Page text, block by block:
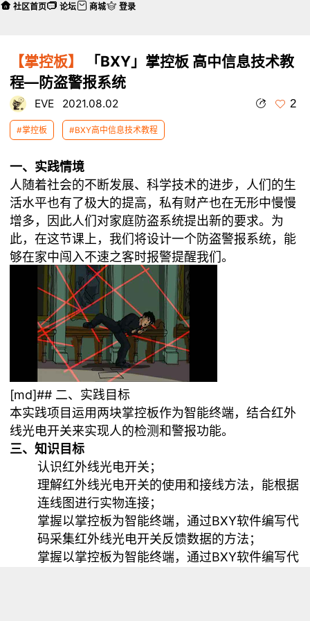
【掌控板】
「BXY」掌控板 高中信息技术教
程—防盗警报系统
EVE 2021.08.02 2
#掌控板 #BXY高中信息技术教程
一、实践情境
人随着社会的不断发展、科学技术的进步，人们的生
活水平也有了极大的提高，私有财产也在无形中慢慢
增多，因此人们对家庭防盗系统提出新的要求。为
此，在这节课上，我们将设计一个防盗警报系统，能
够在家中闯入不速之客时报警提醒我们。
[md]## 二、实践目标
本实践项目运用两块掌控板作为智能终端，结合红外
线光电开关来实现人的检测和警报功能。
三、知识目标
认识红外线光电开关；
理解红外线光电开关的使用和接线方法，能根据
连线图进行实物连接；
掌握以掌控板为智能终端，通过BXY软件编写代
码采集红外线光电开关反馈数据的方法；
掌握以掌控板为智能终端，通过BXY软件编写代
社区首页 论坛 商城 登录